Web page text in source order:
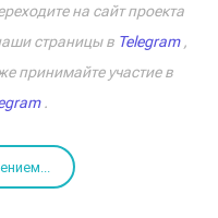
на сайт проекта
страницы в Telegram,
принимайте участие в
.